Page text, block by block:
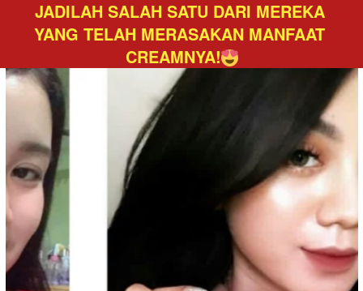
JADILAH SALAH SATU DARI MEREKA
YANG TELAH MERASAKAN MANFAAT
CREAMNYA!